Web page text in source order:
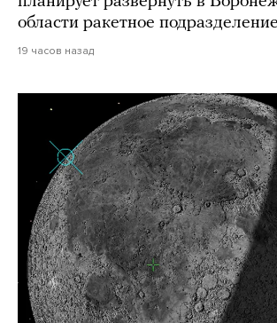
области ракетное
19 часов назад